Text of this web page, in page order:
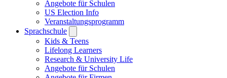
Angebote für Schulen
US Election Info
Veranstaltungsprogramm
Sprachschule
submenu
Kids & Teens
Lifelong Learners
Research & University Life
Angebote für Schulen